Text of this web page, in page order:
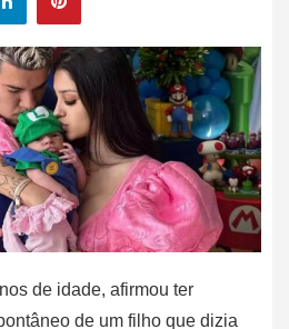
de idade, afirmou ter
de um filho que dizia